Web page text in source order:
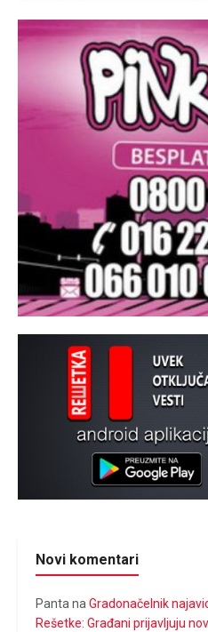
Novi komentari
PantanaGradonačelnik
Rešetke: Građani prijavljuju